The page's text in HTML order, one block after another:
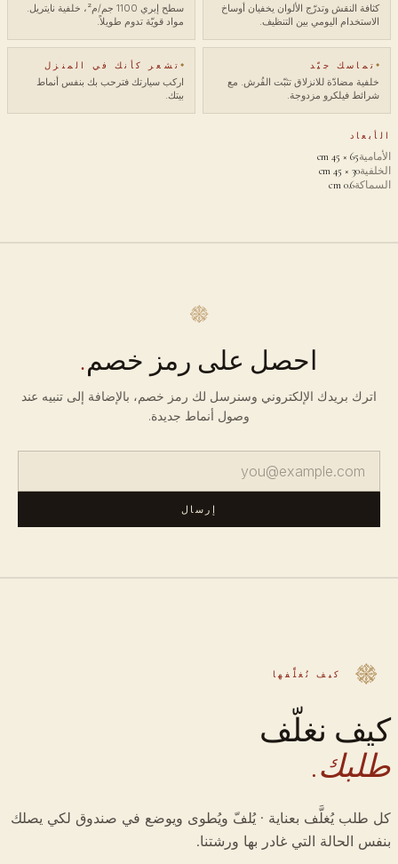
كثافة النقش وتدرّج الألوان يخفيان أوساخ
الاستخدام اليومي بين التنظيف.
سطح إبري 1100 جم/م²، خلفية نايتريل.
مواد قويّة تدوم طويلاً.
تماسك جيّد
خلفية مضادّة للانزلاق تثبّت الفُرش. مع
شرائط فيلكرو مزدوجة.
تشعر كأنك في المنزل
اركب سيارتك فترحب بك بنفس أنماط
بيتك.
الأبعاد
الأمامية65 × 45 cm
الخلفية30 × 45 cm
السماكة0.6 cm
احصل على رمز خصم.
اترك بريدك الإلكتروني وسنرسل لك رمز خصم، بالإضافة إلى تنبيه عند
وصول أنماط جديدة.
إرسال
كيف نُغلِّفها
كيف نغلّف
طلبك.
كل طلب يُغلَّف بعناية · يُلفّ ويُطوى ويوضع في صندوق لكي يصلك
بنفس الحالة التي غادر بها ورشتنا.